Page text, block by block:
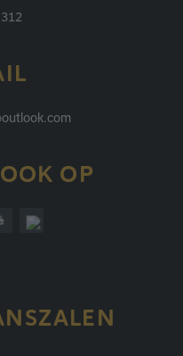
OP